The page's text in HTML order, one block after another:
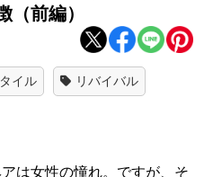
（前編）
イル リバイバル
は女性の憧れ。ですが、そ